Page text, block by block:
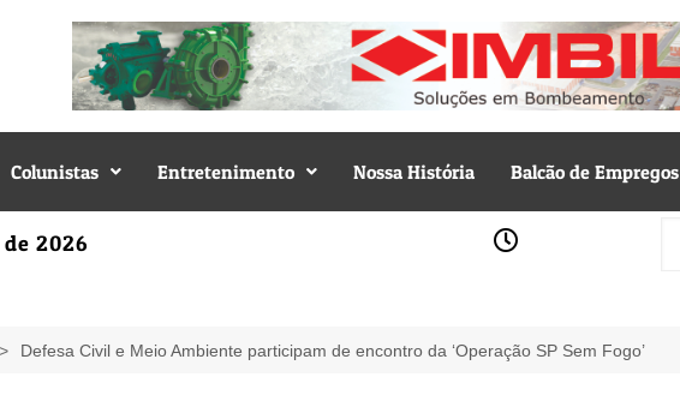
Colunistas Entretenimento Nossa História Balcão de Empregos
2026
Defesa Civil e Meio Ambiente participam de encontro da ‘Operação SP Sem Fogo’